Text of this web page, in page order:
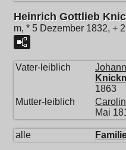
Heinrich Gottlieb
m, * 5 Dezember 1832, +
Vater-leiblich
1863
Mutter-leiblich
Mai
alle